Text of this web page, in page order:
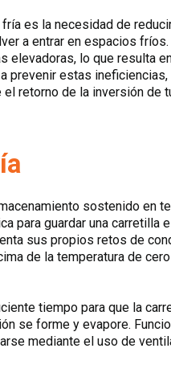
es la necesidad de
a entrar en espacios
elevadoras, lo que resulta
prevenir estas
retorno de la inversión de
sostenido en
para guardar una carretilla
sus propios retos de
de la temperatura de
tiempo para que la
se forme y evapore.
mediante el uso de